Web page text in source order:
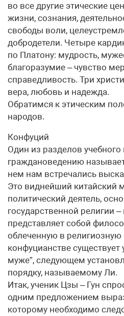
во все другие этические
жизни, сознания,
свободы воли,
добродетели. Четыре
по Платону: мудрость,
благоразумие – чувство
справедливость. Три
вера, любовь и надежда.
Обратимся к этическим
народов.
Конфуций
Один из разделов учебного
граждановедению
нем нам встречались
Это виднейший китайский
политический деятель,
государственной религии
представляет собой
облеченную в
конфуцианстве существует
муже”, следующем
порядку, называемому Ли.
Итак, ученик Цзы – Гун
одним предложением
которому необходимо